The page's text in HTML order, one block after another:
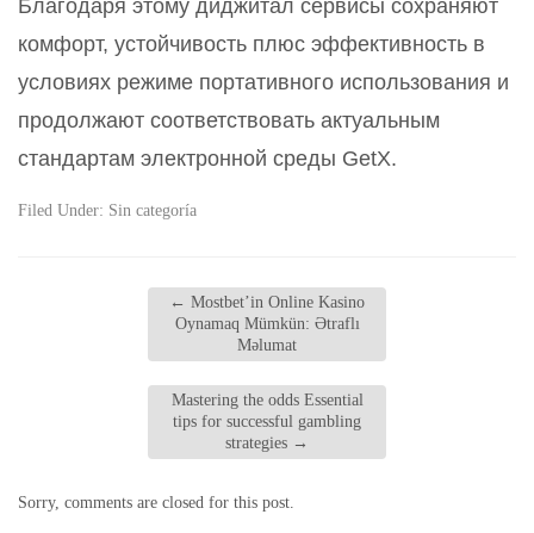
Благодаря этому диджитал сервисы сохраняют
комфорт, устойчивость плюс эффективность в
условиях режиме портативного использования и
продолжают соответствовать актуальным
стандартам электронной среды GetX.
Filed Under: Sin categoría
← Mostbet’in Online Kasino
Oynamaq Mümkün: Ətraflı
Məlumat
Mastering the odds Essential
tips for successful gambling
strategies →
Sorry, comments are closed for this post.